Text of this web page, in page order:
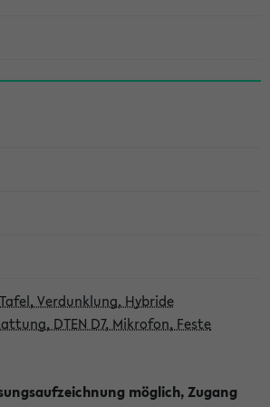
Verdunklung, Hybride
DTEN D7, Mikrofon, Feste
möglich, Zugang